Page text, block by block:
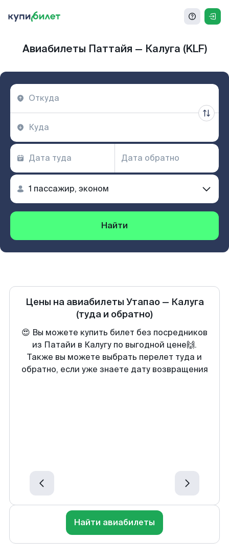
Авиабилеты Паттайя — Калуга (KLF)
Найти
Цены на авиабилеты Утапао— Калуга
(туда и обратно)
😍 Вы можете купить билет без посредников
из Патайи в Калугу по выгодной цене🙌.
Также вы можете выбрать перелет туда и
обратно, если уже знаете дату возвращения
Найти авиабилеты